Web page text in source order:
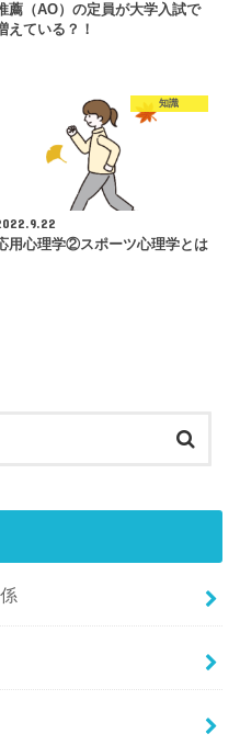
薦（AO）の定員が大学入試で
えている？！
知識
用心理学②スポーツ心理学とは